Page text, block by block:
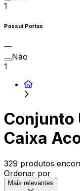
1
Possui Portas
Não
1
Conjunto
Caixa
329 produtos
Ordenar por
Mais relevantes